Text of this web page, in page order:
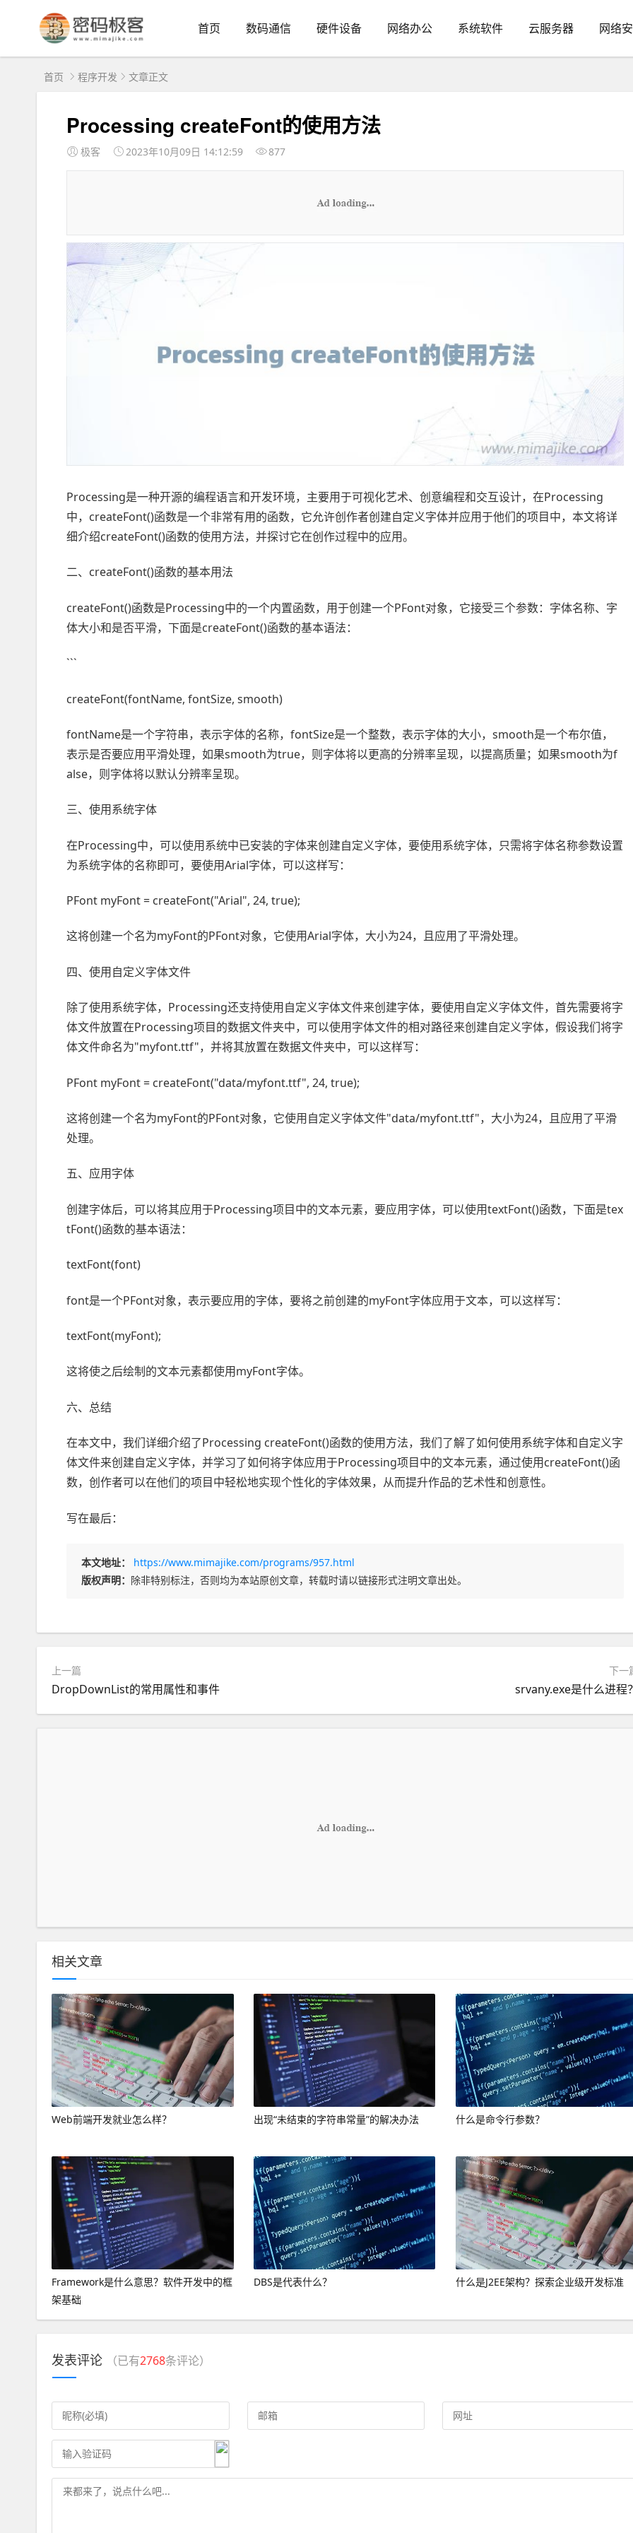
首页 数码通信 硬件设备 网络办公 系统软件 云服务器 网络
首页 程序开发 文章正文
Processing createFont的使用方法
极客 2023年10月09日 14:12:59 877
Processing是一种开源的编程语言和开发环境，主要用于可视化艺术、创意编程和交互设计，在Processing
中，createFont()函数是一个非常有用的函数，它允许创作者创建自定义字体并应用于他们的项目中，本文将详
细介绍createFont()函数的使用方法，并探讨它在创作过程中的应用。
二、createFont()函数的基本用法
createFont()函数是Processing中的一个内置函数，用于创建一个PFont对象，它接受三个参数：字体名称、字
体大小和是否平滑，下面是createFont()函数的基本语法：
```
createFont(fontName, fontSize, smooth)
fontName是一个字符串，表示字体的名称，fontSize是一个整数，表示字体的大小，smooth是一个布尔值，
表示是否要应用平滑处理，如果smooth为true，则字体将以更高的分辨率呈现，以提高质量；如果smooth为f
alse，则字体将以默认分辨率呈现。
三、使用系统字体
在Processing中，可以使用系统中已安装的字体来创建自定义字体，要使用系统字体，只需将字体名称参数设置
为系统字体的名称即可，要使用Arial字体，可以这样写：
PFont myFont = createFont("Arial", 24, true);
这将创建一个名为myFont的PFont对象，它使用Arial字体，大小为24，且应用了平滑处理。
四、使用自定义字体文件
除了使用系统字体，Processing还支持使用自定义字体文件来创建字体，要使用自定义字体文件，首先需要将字
体文件放置在Processing项目的数据文件夹中，可以使用字体文件的相对路径来创建自定义字体，假设我们将字
体文件命名为"myfont.ttf"，并将其放置在数据文件夹中，可以这样写：
PFont myFont = createFont("data/myfont.ttf", 24, true);
这将创建一个名为myFont的PFont对象，它使用自定义字体文件"data/myfont.ttf"，大小为24，且应用了平滑
处理。
五、应用字体
创建字体后，可以将其应用于Processing项目中的文本元素，要应用字体，可以使用textFont()函数，下面是tex
tFont()函数的基本语法：
textFont(font)
font是一个PFont对象，表示要应用的字体，要将之前创建的myFont字体应用于文本，可以这样写：
textFont(myFont);
这将使之后绘制的文本元素都使用myFont字体。
六、总结
在本文中，我们详细介绍了Processing createFont()函数的使用方法，我们了解了如何使用系统字体和自定义字
体文件来创建自定义字体，并学习了如何将字体应用于Processing项目中的文本元素，通过使用createFont()函
数，创作者可以在他们的项目中轻松地实现个性化的字体效果，从而提升作品的艺术性和创意性。
写在最后：
本文地址：
https://www.mimajike.com/programs/957.html
版权声明： 除非特别标注，否则均为本站原创文章，转载时请以链接形式注明文章出处。
上一篇
DropDownList的常用属性和事件
下一
srvany.exe是什么进程
相关文章
Web前端开发就业怎么样？ 出现“未结束的字符串常量”的解决办法 什么是命令行参数？
Framework是什么意思？软件开发中的框
架基础
DBS是代表什么？ 什么是J2EE架构？探索企业级开发标准
发表评论 （已有2768条评论）